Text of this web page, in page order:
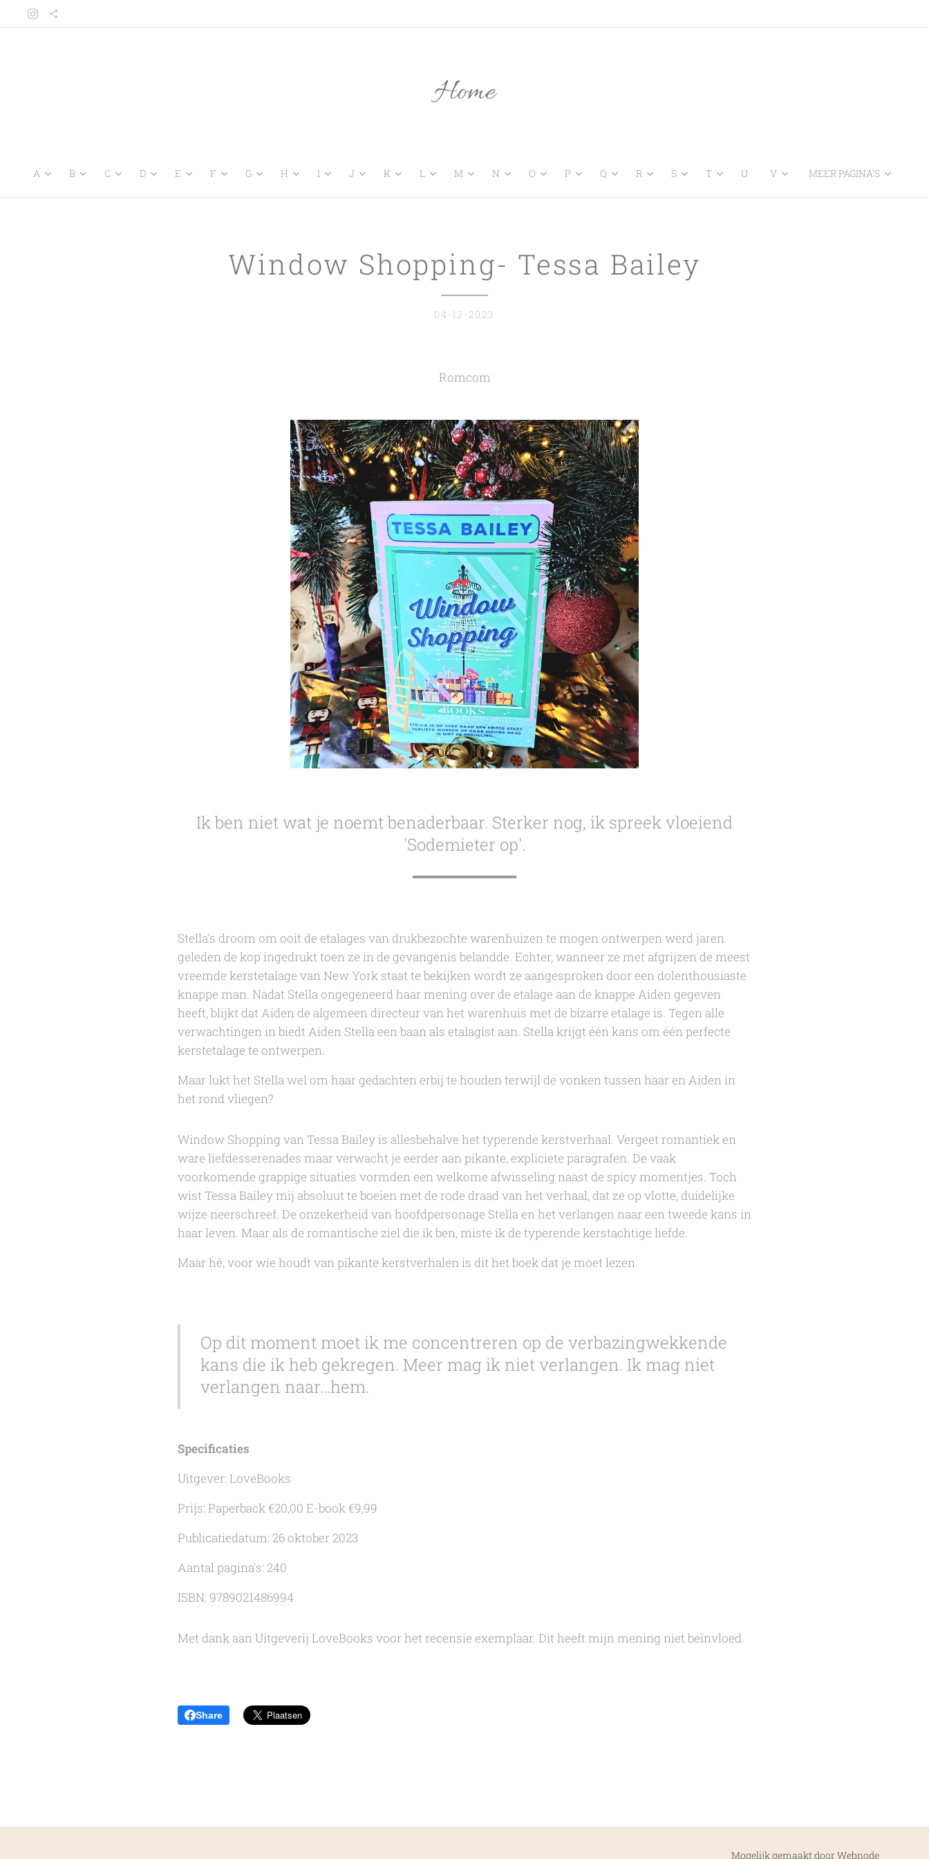
Home
A B C D E F G H I J K L M N O P Q R S T U V MEER PAGINA'S
Window Shopping- Tessa Bailey
04-12-2023
Romcom
Ik ben niet wat je noemt benaderbaar. Sterker nog, ik spreek vloeiend
'Sodemieter op'.
Stella's droom om ooit de etalages van drukbezochte warenhuizen te mogen ontwerpen werd jaren
geleden de kop ingedrukt toen ze in de gevangenis belandde. Echter, wanneer ze met afgrijzen de meest
vreemde kerstetalage van New York staat te bekijken wordt ze aangesproken door een dolenthousiaste
knappe man. Nadat Stella ongegeneerd haar mening over de etalage aan de knappe Aiden gegeven
heeft, blijkt dat Aiden de algemeen directeur van het warenhuis met de bizarre etalage is. Tegen alle
verwachtingen in biedt Aiden Stella een baan als etalagist aan. Stella krijgt één kans om één perfecte
kerstetalage te ontwerpen.
Maar lukt het Stella wel om haar gedachten erbij te houden terwijl de vonken tussen haar en Aiden in
het rond vliegen?
Window Shopping vanTessa Baileyis allesbehalve het typerende kerstverhaal. Vergeet romantiek en
ware liefdesserenades maar verwacht je eerder aan pikante, expliciete paragrafen. De vaak
voorkomende grappige situaties vormden een welkome afwisseling naast de spicy momentjes. Toch
wistTessa Baileymij absoluut te boeien met de rode draad van het verhaal, dat ze op vlotte, duidelijke
wijze neerschreef. De onzekerheid van hoofdpersonage Stella en het verlangen naar een tweede kans in
haar leven. Maar als de romantische ziel die ik ben, miste ik de typerende kerstachtige liefde.
Maar hé, voor wie houdt van pikante kerstverhalen is dit het boek dat je moet lezen.
Op dit moment moet ik me concentreren op de verbazingwekkende
kans die ik heb gekregen. Meer mag ik niet verlangen. Ik mag niet
verlangen naar...hem.
Specificaties
Uitgever: LoveBooks
Prijs: Paperback €20,00 E-book €9,99
Publicatiedatum: 26 oktober 2023
Aantal pagina's: 240
ISBN: 9789021486994
Met dank aan Uitgeverij LoveBooks voor het recensie exemplaar. Dit heeft mijn mening niet beïnvloed.
Share
Mogelijk gemaakt doorWebnode